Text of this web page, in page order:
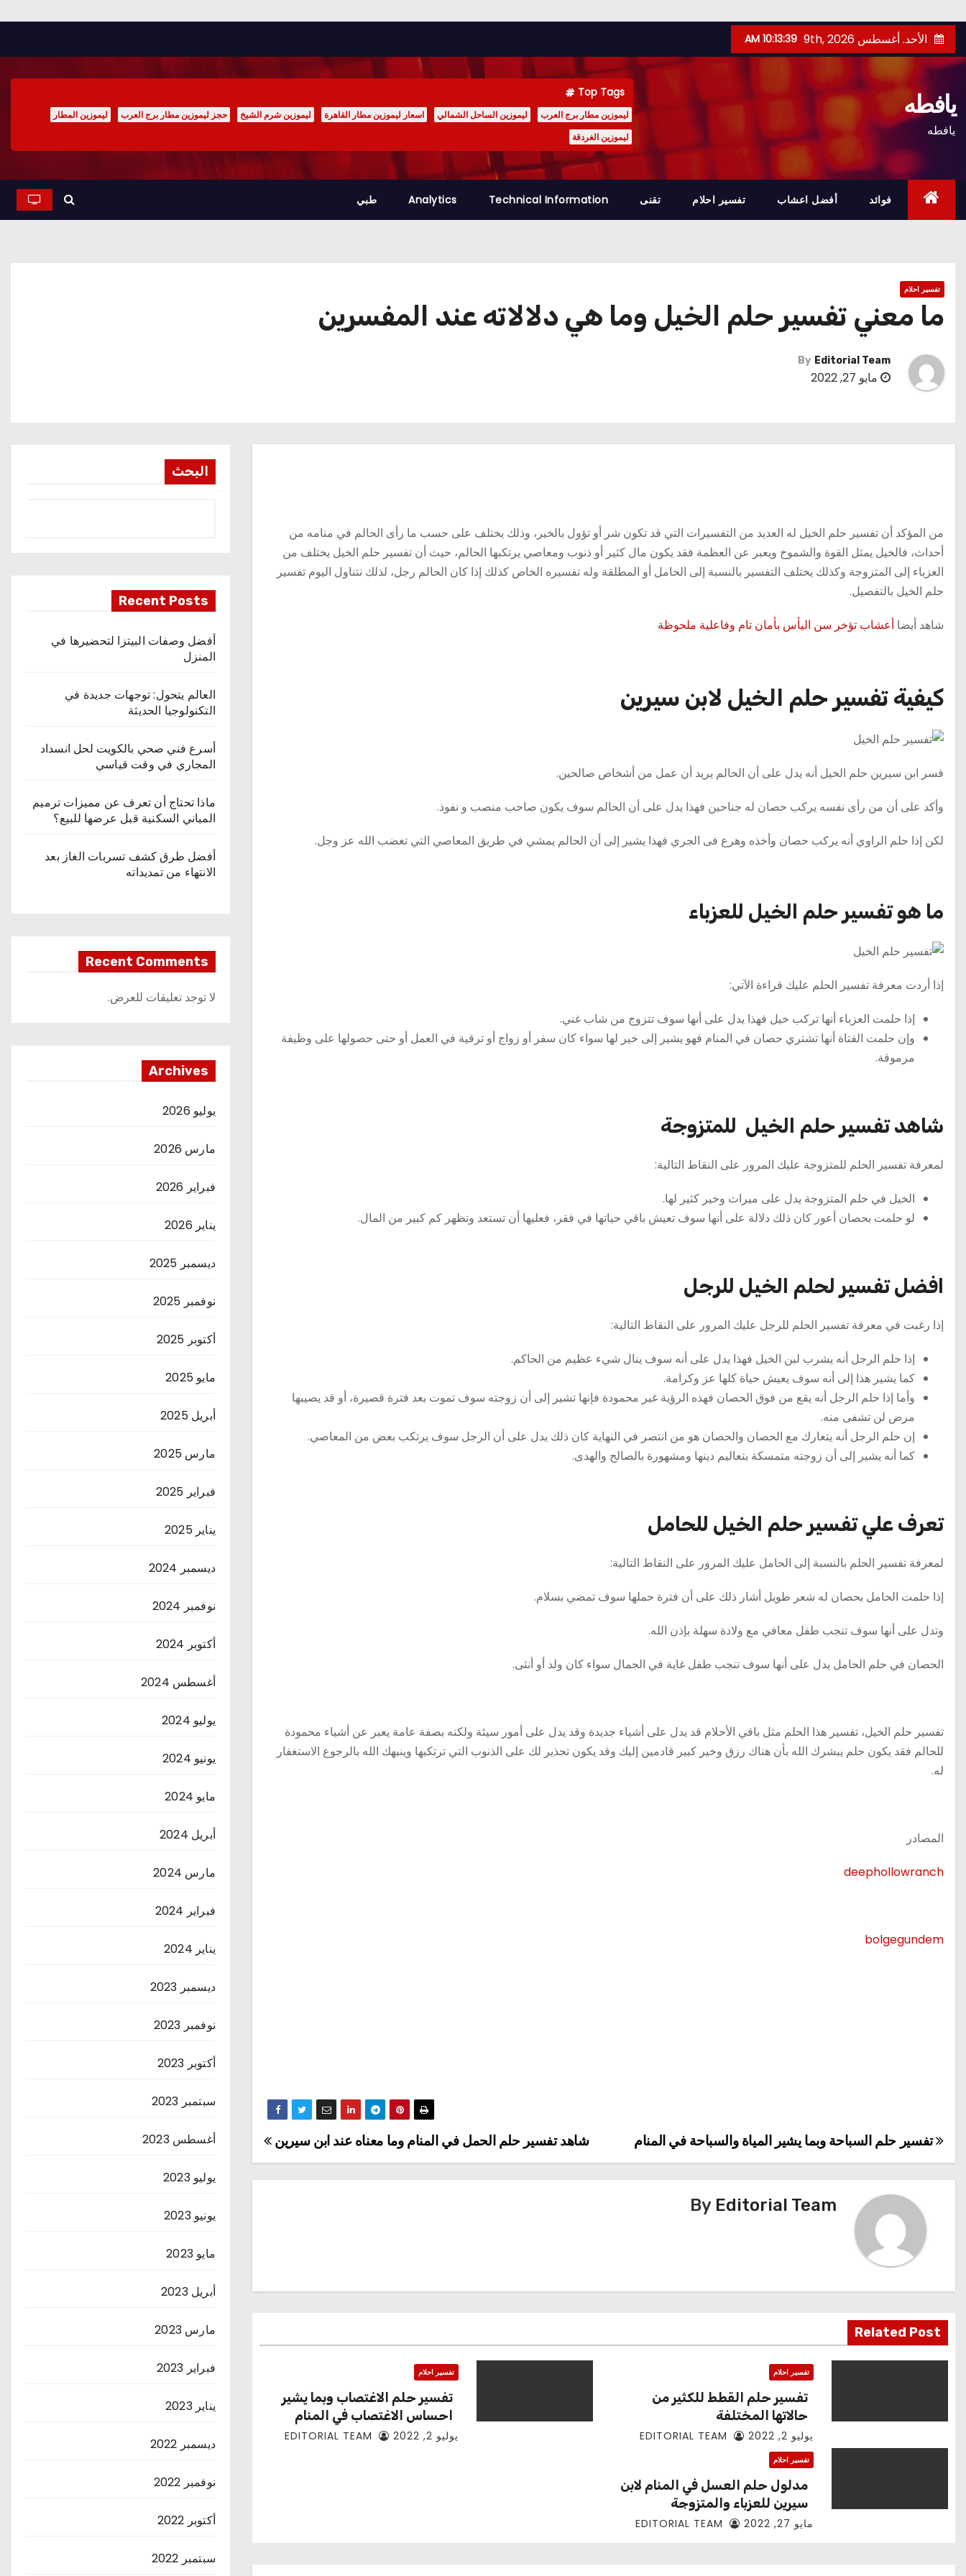
to
content
الأحد. أغسطس 9th, 2026 10:13:40 AM
يافطه
يافطه
Top Tags
ليموزين مطار برج العرب ليموزين الساحل الشمالي اسعار ليموزين مطار القاهرة ليموزين شرم الشيخ حجز ليموزين مطار برج العرب
ليموزين المطار
ليموزين الغردقة
فوائد أفضل اعشاب تفسير احلام تقنى Technical Information
Analytics طبي
تفسير احلام
ما معني تفسير حلم الخيل وما هي دلالاته عند المفسرين
By Editorial Team
مايو 27, 2022
من المؤكد أن تفسير حلم الخيل له العديد من التفسيرات التي قد تكون شر أو تؤول بالخير، وذلك يختلف على حسب ما رأى الحالم في منامه من
أحداث، فالخيل يمثل القوة والشموخ ويعبر عن العظمة فقد يكون مال كثير أو ذنوب ومعاصي يرتكبها الحالم، حيث أن تفسير حلم الخيل يختلف من
العزباء إلى المتزوجة وكذلك يختلف التفسير بالنسبة إلى الحامل أو المطلقة وله تفسيره الخاص كذلك إذا كان الحالم رجل، لذلك نتناول اليوم تفسير
حلم الخيل بالتفصيل.
شاهد أيضا أعشاب تؤخر سن اليأس بأمان تام وفاعلية ملحوظة
كيفية تفسير حلم الخيل لابن سيرين
فسر ابن سيرين حلم الخيل أنه يدل على أن الحالم يريد أن عمل من أشخاص صالحين.
وأكد على أن من رأى نفسه يركب حصان له جناحين فهذا يدل على أن الحالم سوف يكون صاحب منصب و نفوذ.
لكن إذا حلم الراوي أنه يركب حصان وأخذه وهرع فى الجري فهذا يشير إلى أن الحالم يمشي في طريق المعاصي التي تغضب الله عز وجل.
ما هو تفسير حلم الخيل للعزباء
إذا أردت معرفة تفسير الحلم عليك قراءة الآتي:
إذا حلمت العزباء أنها تركب خيل فهذا يدل على أنها سوف تتزوج من شاب غني.
وإن حلمت الفتاة أنها تشتري حصان في المنام فهو يشير إلى خير لها سواء كان سفر أو زواج أو ترقية في العمل أو حتى حصولها على وظيفة
مرموقة.
شاهد تفسير حلم الخيل للمتزوجة
لمعرفة تفسير الحلم للمتزوجة عليك المرور على النقاط التالية:
الخيل في حلم المتزوجة يدل على ميراث وخير كثير لها.
لو حلمت بحصان أعور كان ذلك دلالة على أنها سوف تعيش باقي حياتها في فقر، فعليها أن تستعد وتظهر كم كبير من المال.
افضل تفسير لحلم الخيل للرجل
إذا رغبت في معرفة تفسير الحلم للرجل عليك المرور على النقاط التالية:
إذا حلم الرجل أنه يشرب لبن الخيل فهذا يدل على أنه سوف ينال شيء عظيم من الحاكم.
كما يشير هذا إلى أنه سوف يعيش حياة كلها عز وكرامة.
وأما إذا حلم الرجل أنه يقع من فوق الحصان فهذه الرؤية غير محمودة فإنها تشير إلى أن زوجته سوف تموت بعد فترة قصيرة، أو قد يصيبها
مرض لن تشفى منه.
إن حلم الرجل أنه يتعارك مع الحصان والحصان هو من انتصر في النهاية كان ذلك يدل على أن الرجل سوف يرتكب بعض من المعاصي.
كما أنه يشير إلى أن زوجته متمسكة بتعاليم دينها ومشهورة بالصالح والهدى.
تعرف علي تفسير حلم الخيل للحامل
لمعرفة تفسير الحلم بالنسبة إلى الحامل عليك المرور على النقاط التالية:
إذا حلمت الحامل بحصان له شعر طويل أشار ذلك على أن فترة حملها سوف تمضي بسلام.
وتدل على أنها سوف تنجب طفل معافي مع ولادة سهلة بإذن الله.
الحصان في حلم الحامل يدل على أنها سوف تنجب طفل غاية في الجمال سواء كان ولد أو أنثى.
تفسير حلم الخيل، تفسير هذا الحلم مثل باقي الأحلام قد يدل على أشياء جديدة وقد يدل على أمور سيئة ولكنه بصفة عامة يعبر عن أشياء محمودة
للحالم فقد يكون حلم يبشرك الله بأن هناك رزق وخير كبير قادمين إليك وقد يكون تحذير لك على الذنوب التي ترتكبها وينبهك الله بالرجوع الاستغفار
له.
المصادر
deephollowranch
bolgegundem
تصفّح
المقالات
شاهد تفسير حلم الحمل في المنام وما معناه عند ابن سيرين تفسير حلم السباحة وبما يشير المياة والسباحة في المنام
By Editorial Team
Related Post
تفسير احلام
تفسير حلم القطط للكثير من
حالاتها المختلفة
يوليو 2, 2022
تفسير احلام
تفسير حلم الاغتصاب وبما يشير
احساس الاغتصاب في المنام
يوليو 2, 2022
تفسير احلام
مدلول حلم العسل في المنام لابن
سيرين للعزباء والمتزوجة
مايو 27, 2022
البحث
Recent Posts
أفضل وصفات البيتزا لتحضيرها في
المنزل
العالم يتحول: توجهات جديدة في
التكنولوجيا الحديثة
أسرع فني صحي بالكويت لحل انسداد
المجاري في وقت قياسي
ماذا تحتاج أن تعرف عن مميزات ترميم
المباني السكنية قبل عرضها للبيع؟
أفضل طرق كشف تسربات الغاز بعد
الانتهاء من تمديداته
Recent Comments
لا توجد تعليقات للعرض.
Archives
يوليو 2026
مارس 2026
فبراير 2026
يناير 2026
ديسمبر 2025
نوفمبر 2025
أكتوبر 2025
مايو 2025
أبريل 2025
مارس 2025
فبراير 2025
يناير 2025
ديسمبر 2024
نوفمبر 2024
أكتوبر 2024
أغسطس 2024
يوليو 2024
يونيو 2024
مايو 2024
أبريل 2024
مارس 2024
فبراير 2024
يناير 2024
ديسمبر 2023
نوفمبر 2023
أكتوبر 2023
سبتمبر 2023
أغسطس 2023
يوليو 2023
يونيو 2023
مايو 2023
أبريل 2023
مارس 2023
فبراير 2023
يناير 2023
ديسمبر 2022
نوفمبر 2022
أكتوبر 2022
سبتمبر 2022